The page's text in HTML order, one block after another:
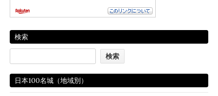
検索
日本100名城（地域別）